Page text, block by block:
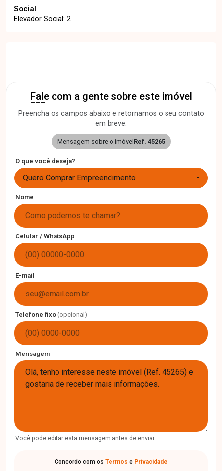
Social
Elevador Social: 2
Fale com a gente sobre este imóvel
Preencha os campos abaixo e retornamos o seu contato
em breve.
Mensagem sobre o imóvel Ref. 45265
O que você deseja?
Quero Comprar Empreendimento
Nome
Celular / WhatsApp
E-mail
Telefone fixo (opcional)
Mensagem
Você pode editar esta mensagem antes de enviar.
Concordo com os Termos e Privacidade